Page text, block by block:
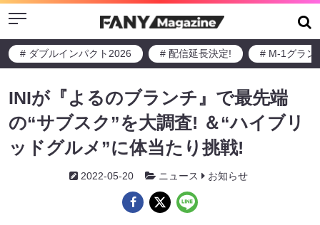
Menu
# ダブルインパクト2026 # 配信延長決定! # M-1グラン
INIが『よるのブランチ』で最先端
の“サブスク”を大調査! ＆“ハイブリ
ッドグルメ”に体当たり挑戦!
2022-05-20 ニュース お知らせ